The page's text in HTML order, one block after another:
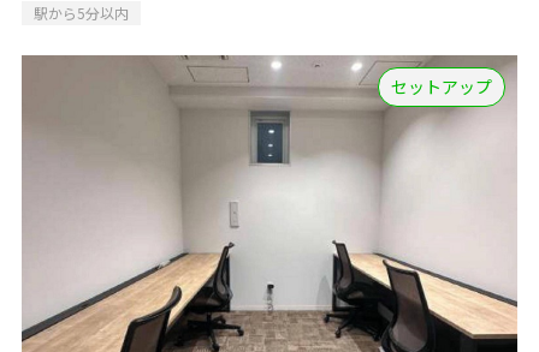
駅から5分以内
セットアップ